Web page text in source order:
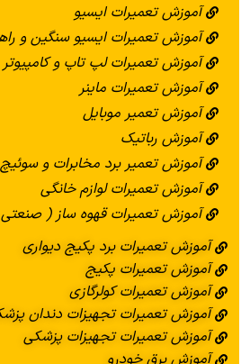
آموزش تعمیرات ایسیو
آموزش تعمیرات ایسیو سنگین و
آموزش تعمیرات لپ تاپ و کامپیوتر
آموزش تعمیرات ماینر
آموزش تعمیر موبایل
آموزش رباتیک
آموزش تعمیر برد مخابرات و
آموزش تعمیرات لوازم خانگی
آموزش تعمیرات قهوه ساز (
آموزش تعمیرات برد پکیج دیواری
آموزش تعمیرات پکیج
آموزش تعمیرات کولرگازی
آموزش تعمیرات تجهیزات دندان
آموزش تعمیرات تجهیزات پزشکی
آموزش برق خودرو